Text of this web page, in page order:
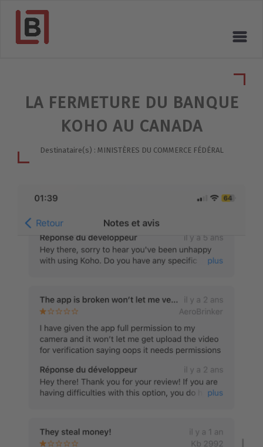
LA FERMETURE DU BANQUE
KOHO AU CANADA
Destinataire(s) : MINISTÈRES DU COMMERCE FÉDÉRAL